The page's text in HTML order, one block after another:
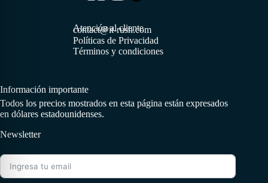
Atención al cliente
contact@it-rush.com
Políticas de Privacidad
Términos y condiciones
Información importante
Todos los precios mostrados en esta página están expresados
en dólares estadounidenses.
Newsletter